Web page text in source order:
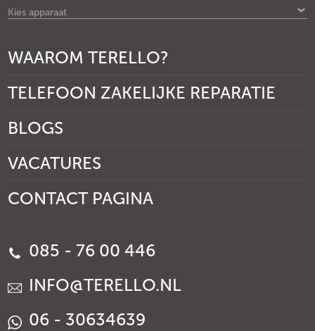
Kies apparaat
WAAROM TERELLO?
TELEFOON ZAKELIJKE REPARATIE
BLOGS
VACATURES
CONTACT PAGINA
085 - 76 00 446
INFO@TERELLO.NL
06 - 30634639